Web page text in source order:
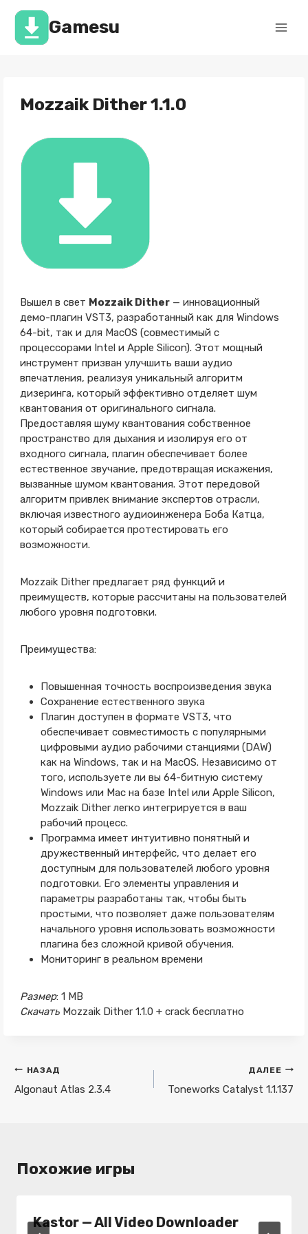
Перейти
содержимомуGamesu
Mozzaik Dither 1.1.0
Вышел в свет Mozzaik Dither— инновационный
демо-плагин VST3, разработанный как для Windows
64-bit, так и для MacOS (совместимый с
процессорами Intel и Apple Silicon). Этот мощный
инструмент призван улучшить ваши аудио
впечатления, реализуя уникальный алгоритм
дизеринга, который эффективно отделяет шум
квантования от оригинального сигнала.
Предоставляя шуму квантования собственное
пространство для дыхания и изолируя его от
входного сигнала, плагин обеспечивает более
естественное звучание, предотвращая искажения,
вызванные шумом квантования. Этот передовой
алгоритм привлек внимание экспертов отрасли,
включая известного аудиоинженера Боба Катца,
который собирается протестировать его
возможности.
Mozzaik Dither предлагает ряд функций и
преимуществ, которые рассчитаны на пользователей
любого уровня подготовки.
Преимущества:
Повышенная точность воспроизведения звука
Сохранение естественного звука
Плагин доступен в формате VST3, что
обеспечивает совместимость с популярными
цифровыми аудио рабочими станциями (DAW)
как на Windows, так и на MacOS. Независимо от
того, используете ли вы 64-битную систему
Windows или Mac на базе Intel или Apple Silicon,
Mozzaik Dither легко интегрируется в ваш
рабочий процесс.
Программа имеет интуитивно понятный и
дружественный интерфейс, что делает его
доступным для пользователей любого уровня
подготовки. Его элементы управления и
параметры разработаны так, чтобы быть
простыми, что позволяет даже пользователям
начального уровня использовать возможности
плагина без сложной кривой обучения.
Мониторинг в реальном времени
Размер: 1 MB
Скачать Mozzaik Dither 1.1.0 + crack бесплатно
Навигация
по
НАЗАД
Algonaut Atlas 2.3.4
ДАЛЕЕ
Toneworks Catalyst 1.1.137
Похожие игры
Kastor — All Video Downloader